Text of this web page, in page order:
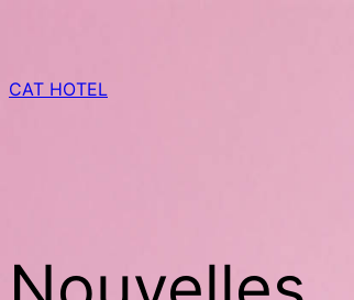
CAT HOTEL